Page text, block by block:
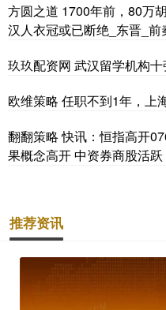
方圆之道 1700年前，80万
汉人衣冠或已断绝_东晋_前
玖玖配资网 武汉留学机构十
欧维策略 任职不到1年，上
翻翻策略 快讯：恒指高开
果概念高开 中资券商股活跃
推荐资讯